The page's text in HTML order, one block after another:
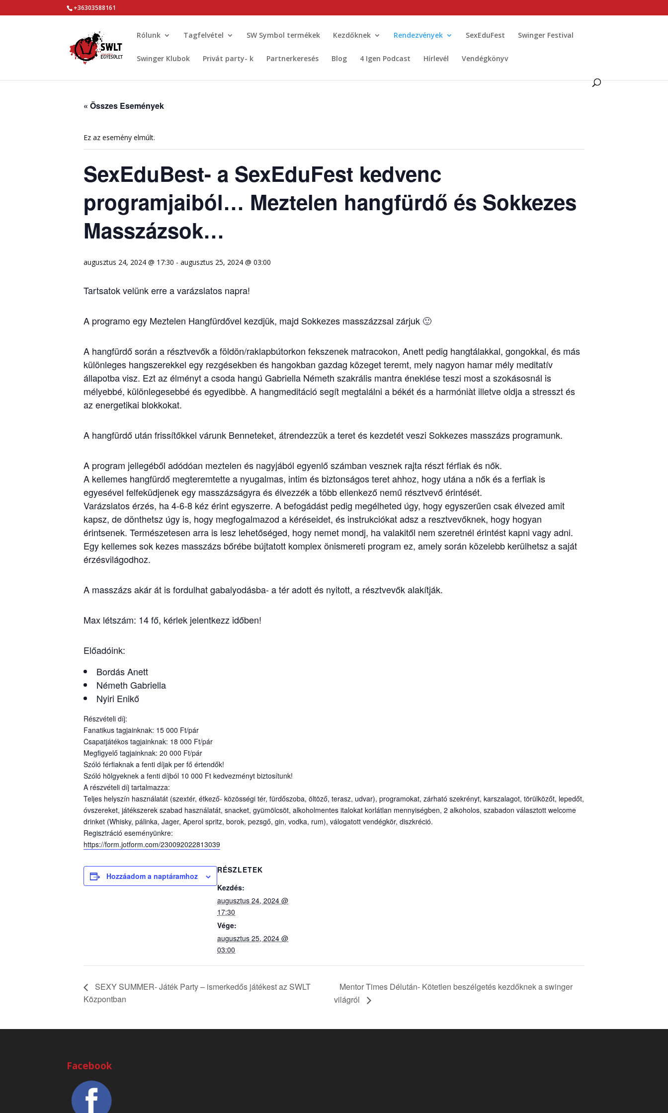
+36303588161
Rólunk Tagfelvétel SW Symbol termékek Kezdőknek Rendezvények SexEduFest Swinger Festival
Swinger Klubok Privát party- k Partnerkeresés Blog 4 Igen Podcast Hírlevél Vendégkönyv
« Összes Események
Ez az esemény elmúlt.
SexEduBest- a SexEduFest kedvenc
programjaiból… Meztelen hangfürdő és Sokkezes
Masszázsok…
augusztus 24, 2024 @ 17:30 - augusztus 25, 2024 @ 03:00
Tartsatok velünk erre a varázslatos napra!
A programo egy Meztelen Hangfürdővel kezdjük, majd Sokkezes masszázzsal zárjuk 🙂
A hangfürdő során a résztvevők a földön/raklapbútorkon fekszenek matracokon, Anett pedig hangtálakkal, gongokkal, és más
különleges hangszerekkel egy rezgésekben és hangokban gazdag közeget teremt, mely nagyon hamar mély meditatív
állapotba visz. Ezt az élményt a csoda hangú Gabriella Németh szakrális mantra éneklése teszi most a szokásosnál is
mélyebbé, különlegesebbé és egyedibbè. A hangmeditáció segít megtalálni a békét és a harmóniàt illetve oldja a stresszt és
az energetikai blokkokat.
A hangfürdő után frissítőkkel várunk Benneteket, átrendezzük a teret és kezdetét veszi Sokkezes masszázs programunk.
A program jellegéből adódóan meztelen és nagyjából egyenlő számban vesznek rajta részt férfiak és nők.
A kellemes hangfürdő megteremtette a nyugalmas, intim és biztonságos teret ahhoz, hogy utána a nők és a ferfiak is
egyesével felfeküdjenek egy masszázságyra és élvezzék a több ellenkező nemű résztvevő érintését.
Varázslatos érzés, ha 4-6-8 kéz érint egyszerre. A befogádást pedig megélheted úgy, hogy egyszerűen csak élvezed amit
kapsz, de dönthetsz úgy is, hogy megfogalmazod a kéréseidet, és instrukciókat adsz a resztvevőknek, hogy hogyan
érintsenek. Természetesen arra is lesz lehetőséged, hogy nemet mondj, ha valakitől nem szeretnél érintést kapni vagy adni.
Egy kellemes sok kezes masszázs bőrébe bújtatott komplex önismereti program ez, amely során közelebb kerülhetsz a saját
érzésvilágodhoz.
A masszázs akár át is fordulhat gabalyodásba- a tér adott és nyitott, a résztvevők alakítják.
Max létszám: 14 fő, kérlek jelentkezz időben!
Előadóink:
Bordás Anett
Németh Gabriella
Nyiri Enikő
Részvételi díj:
Fanatikus tagjainknak: 15 000 Ft/pár
Csapatjátékos tagjainknak: 18 000 Ft/pár
Megfigyelő tagjainknak: 20 000 Ft/pár
Szóló férfiaknak a fenti díjak per fő értendők!
Szóló hölgyeknek a fenti díjból 10 000 Ft kedvezményt biztosítunk!
A részvételi díj tartalmazza:
Teljes helyszín használatát (szextér, étkező- közösségi tér, fürdőszoba, öltöző, terasz, udvar), programokat, zárható szekrényt, karszalagot, törülközőt, lepedőt,
óvszereket, játékszerek szabad használatát, snacket, gyümölcsöt, alkoholmentes italokat korlátlan mennyiségben, 2 alkoholos, szabadon választott welcome
drinket (Whisky, pálinka, Jager, Aperol spritz, borok, pezsgő, gin, vodka, rum), válogatott vendégkör, diszkréció.
Regisztráció eseményünkre:
https://form.jotform.com/230092022813039
Hozzáadom a naptáramhoz
RÉSZLETEK
Kezdés:
augusztus 24, 2024 @
17:30
Vége:
augusztus 25, 2024 @
03:00
SEXY SUMMER- Játék Party – ismerkedős játékest az SWLT
Központban
Mentor Times Délután- Kötetlen beszélgetés kezdőknek a swinger
világról
Facebook